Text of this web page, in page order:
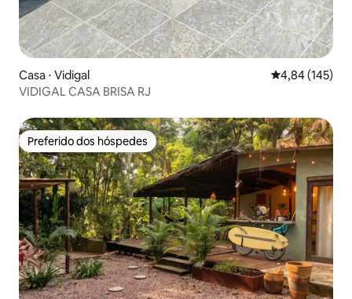
Casa ⋅ Vidigal 4,84 de uma
4,84 (145)
VIDIGAL CASA BRISA RJ
Preferido dos hóspedes
Preferido dos hóspedes